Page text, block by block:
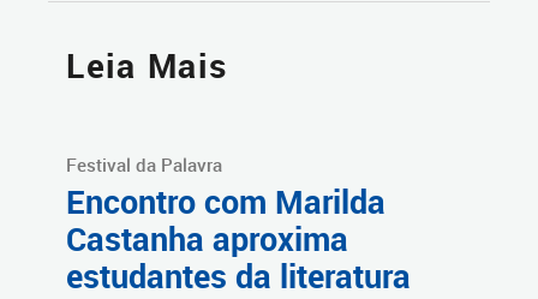
Leia Mais
Festival da Palavra
Encontro com Marilda
Castanha aproxima
estudantes da literatura